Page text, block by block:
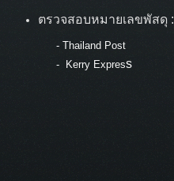
ตรวจสอบหมายเลขพัสดุ :
- Thailand Post
-
Kerry Express